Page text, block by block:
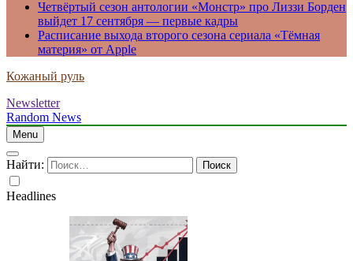
Четвёртый сезон антологии «Монстр» про Лиззи Борден
выйдет 17 сентября — первые кадры
Расписание выхода второго сезона сериала «Тёмная
материя» от Apple
Кожаный руль
Newsletter
Random News
Menu
Найти:
Headlines